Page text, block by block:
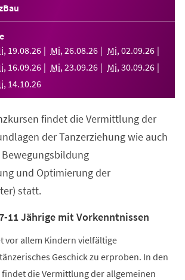
, 19.08.26 Mi, 26.08.26 Mi, 02.09.26
, 16.09.26 Mi, 23.09.26 Mi, 30.09.26
, 14.10.26
findet die Vermittlung der
der Tanzerziehung wie auch
und Optimierung der
statt.
11 Jährige mit Vorkenntnissen
vor allem Kindern vielfältige
Geschick zu erproben. In den
die Vermittlung der allgemeinen